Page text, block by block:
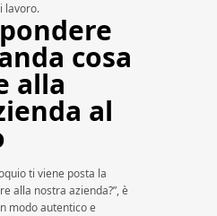
lavoro.
cosa
alla
al
ti viene posta la
alla nostra azienda?”, è
modo autentico e